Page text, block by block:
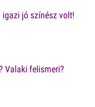
igazi jó színész volt!
Valaki felismeri?